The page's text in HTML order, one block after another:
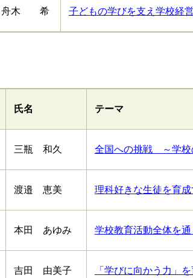
舟木 希 子どもの学びを支え学校経
氏名 テーマ
三瓶 和久 全国への挑戦 ～学校
渡邉 恵美 理科好きな生徒を育
本田 あゆみ 学校教育活動全体を
吉田 由美子 「学びに向かう力」